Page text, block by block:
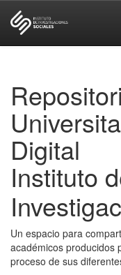
Digital
Instituto
Un espacio para
académicos producidos
proceso de sus